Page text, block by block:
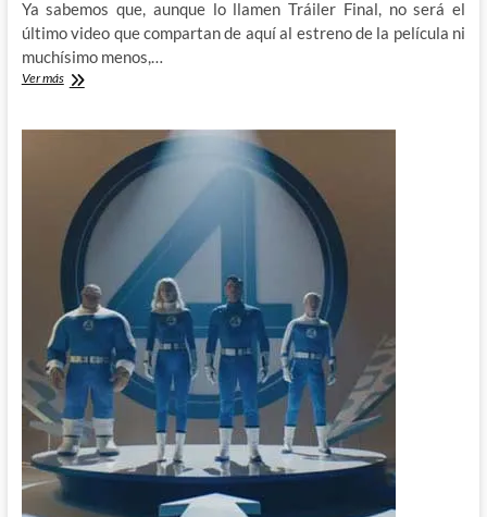
Ya sabemos que, aunque lo llamen Tráiler Final, no será el
último video que compartan de aquí al estreno de la película ni
muchísimo menos,…
Ver másDestripando
Fantásticos